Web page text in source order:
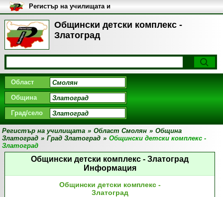
Общински детски комплекс -
Златоград
Регистър на училищата и
университетите в България
Област
Община
Град/село
Регистър на училищата » Област Смолян » Община
Златоград » Град Златоград » Общински детски комплекс -
Златоград
Общински детски комплекс - Златоград
Информация
Общински детски комплекс -
Златоград